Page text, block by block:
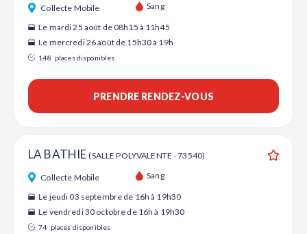
Collecte Mobile Sang
Le mardi 25 août de 08h15 à 11h45
Le mercredi 26 août de 15h30 à 19h
148 places disponibles
PRENDRE RENDEZ-VOUS
LA BATHIE(SALLE POLYVALENTE - 73540)
Collecte Mobile Sang
Le jeudi 03 septembre de 16h à 19h30
Le vendredi 30 octobre de 16h à 19h30
74 places disponibles